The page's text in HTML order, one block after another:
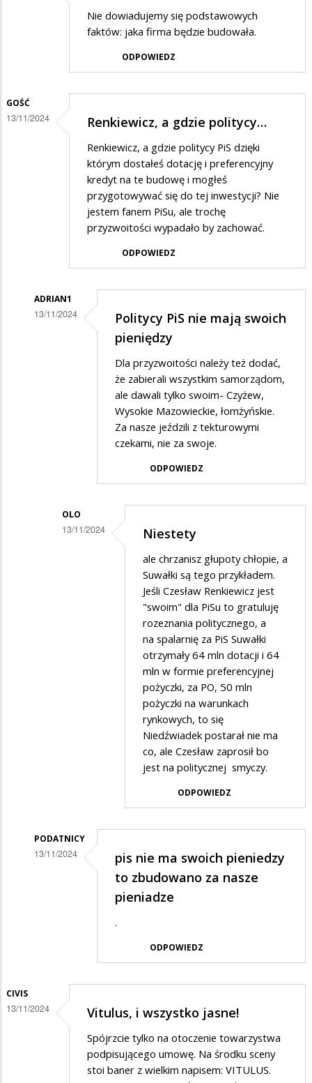
Nie dowiadujemy się podstawowych
faktów: jaka firma będzie budowała.
ODPOWIEDZ
GOŚĆ
13/11/2024 Renkiewicz, a gdzie politycy…
Renkiewicz, a gdzie politycy PiS dzięki
którym dostałeś dotację i preferencyjny
kredyt na te budowę i mogłeś
przygotowywać się do tej inwestycji? Nie
jestem fanem PiSu, ale trochę
przyzwoitości wypadało by zachować.
ODPOWIEDZ
ADRIAN1
13/11/2024
politycy…
Politycy PiS nie mają swoich
pieniędzy
Dla przyzwoitości należy też dodać,
że zabierali wszystkim samorządom,
ale dawali tylko swoim- Czyżew,
Wysokie Mazowieckie, łomżyńskie.
Za nasze jeździli z tekturowymi
czekami, nie za swoje.
ODPOWIEDZ
OLO
13/11/2024 Niestety
ale chrzanisz głupoty chłopie, a
Suwałki są tego przykładem.
Jeśli Czesław Renkiewicz jest
"swoim" dla PiSu to gratuluję
rozeznania politycznego, a
na spalarnię za PiS Suwałki
otrzymały 64 mln dotacji i 64
mln w formie preferencyjnej
pożyczki, za PO, 50 mln
pożyczki na warunkach
rynkowych, to się
Niedźwiadek postarał nie ma
co, ale Czesław zaprosił bo
jest na politycznej smyczy.
ODPOWIEDZ
PODATNICY
13/11/2024
a
politycy…
pis nie ma swoich pieniedzy
to zbudowano za nasze
pieniadze
.
ODPOWIEDZ
CIVIS
13/11/2024 Vitulus, i wszystko jasne!
Spójrzcie tylko na otoczenie towarzystwa
podpisującego umowę. Na środku sceny
stoi baner z wielkim napisem: VITULUS.